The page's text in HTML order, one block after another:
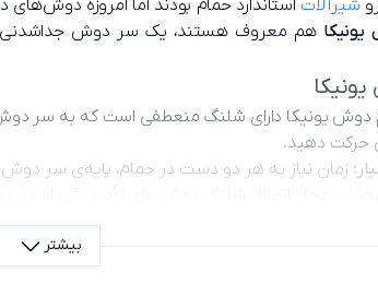
بیشتر
شیرآلات استاندارد حمام بودند اما امروزه
هم معروف هستند، یک سر دوش جداشدنی و
دوش یونیکا دارای شلنگ منعطفی است که به سر
حرکت دهید.
زمان نیاز به هر دو دست در حمام، پایه‌ی سر دوش